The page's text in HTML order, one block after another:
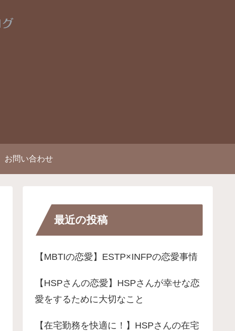
お問い合わせ
最近の投稿
【MBTIの恋愛】ESTP×INFPの恋愛事情
【HSPさんの恋愛】HSPさんが幸せな恋
愛をするために大切なこと
【在宅勤務を快適に！】HSPさんの在宅